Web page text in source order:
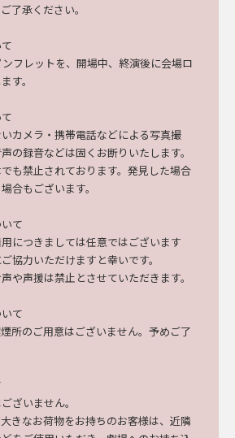
了承ください。
フレット を、 開場中、終演後に会場ロ
す。
カメラ・携帯電話などによる写真撮
の録音などは固くお断りいたします。
も禁止されております。発見した場合
合もございます。
て
につきましては任意ではございます
協力いただけますと幸いです。
や声援は禁止とさせていただきます。
て
所のご用意はございません。予めご了
ざいません。
きなお荷物をお持ちのお客様は、近隣